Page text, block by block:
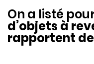
On a listé
d’objets à
rapportent